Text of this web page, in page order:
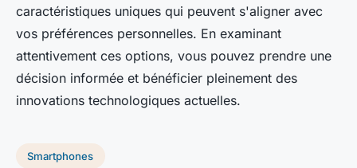
caractéristiques uniques qui peuvent s'aligner avec
vos préférences personnelles. En examinant
attentivement ces options, vous pouvez prendre une
décision informée et bénéficier pleinement des
innovations technologiques actuelles.
Smartphones